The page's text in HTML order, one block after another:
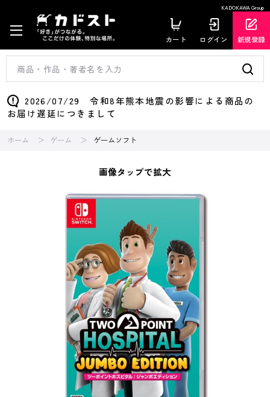
KADOKAWA Group
カート ログイン 新規登録
2026/07/29 令和8年熊本地震の影響による商品の
お届け遅延につきまして
ホーム ゲーム ゲームソフト
画像タップで拡大